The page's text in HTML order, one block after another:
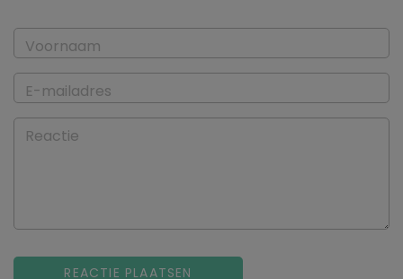
Voornaam
E-mailadres
Reactie